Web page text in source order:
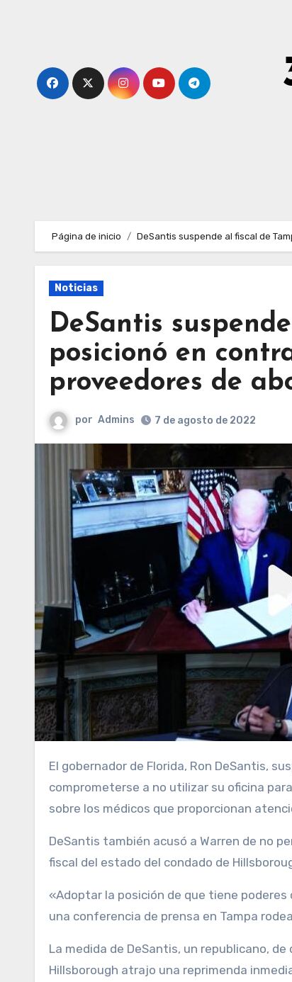
Página de inicio DeSantis suspende al fiscal de
Noticias
DeSantis
posicionó en
proveedores de
por Admins 7 de agosto de 2022
El gobernador de Florida, Ron DeSantis, suspendió este jueves al fiscal electo de Tampa, Andrew Warren, por
comprometerse a no utilizar su oficina
sobre los médicos que proporcionan
DeSantis también acusó a Warren de no
fiscal del estado del condado de
«Adoptar la posición de que tiene
una conferencia de prensa en Tampa
La medida de DeSantis, un republicano,
Hillsborough atrajo una reprimenda